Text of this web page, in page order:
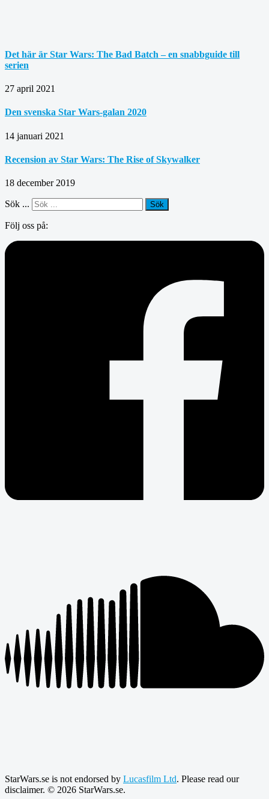
Det här är Star Wars: The Bad Batch – en snabbguide till
serien
27 april 2021
Den svenska Star Wars-galan 2020
14 januari 2021
Recension av Star Wars: The Rise of Skywalker
18 december 2019
Sök ... Sök
Följ oss på:
StarWars.se is not endorsed by Lucasfilm Ltd. Please read our
disclaimer. © 2026 StarWars.se.